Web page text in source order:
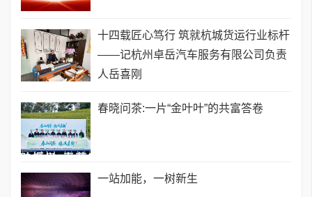
十四载匠心笃行 筑就杭城货运行业标杆
——记杭州卓岳汽车服务有限公司负责
人岳喜刚
春晓问茶:一片“金叶叶”的共富答卷
一站加能，一树新生